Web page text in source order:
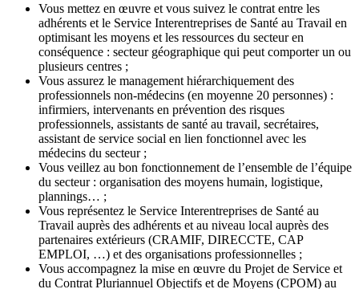
Vous mettez en œuvre et vous suivez le contrat entre les
adhérents et le Service Interentreprises de Santé au Travail en
optimisant les moyens et les ressources du secteur en
conséquence : secteur géographique qui peut comporter un ou
plusieurs centres ;
Vous assurez le management hiérarchiquement des
professionnels non-médecins (en moyenne 20 personnes) :
infirmiers, intervenants en prévention des risques
professionnels, assistants de santé au travail, secrétaires,
assistant de service social en lien fonctionnel avec les
médecins du secteur ;
Vous veillez au bon fonctionnement de l’ensemble de l’équipe
du secteur : organisation des moyens humain, logistique,
plannings… ;
Vous représentez le Service Interentreprises de Santé au
Travail auprès des adhérents et au niveau local auprès des
partenaires extérieurs (CRAMIF, DIRECCTE, CAP
EMPLOI, …) et des organisations professionnelles ;
Vous accompagnez la mise en œuvre du Projet de Service et
du Contrat Pluriannuel Objectifs et de Moyens (CPOM) au